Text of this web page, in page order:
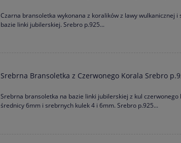
Czarna bransoletka wykonana z koralików z lawy wulkanicznej i
bazie linki jubilerskiej. Srebro p.925...
Srebrna Bransoletka z Czerwonego Korala Srebro
Srebrna bransoletka na bazie linki jubilerskiej z kul czerwonego
średnicy 6mm i srebrnych kulek 4 i 6mm. Srebro p.925...